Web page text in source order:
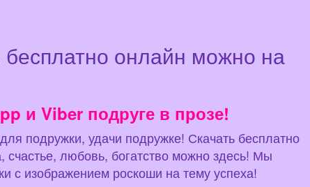
бесплатно онлайн можно на
и Viber подруге в прозе!
подружки, удачи подружке! Скачать бесплатно
любовь, богатство можно здесь! Мы
с изображением роскоши на тему успеха!